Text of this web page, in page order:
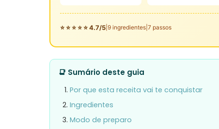
⭐ ⭐ ⭐ ⭐ ⭐ 4.7/5 9 ingredientes 7 passos
📑 Sumário deste guia
Por que esta receita vai te conquistar
Ingredientes
Modo de preparo